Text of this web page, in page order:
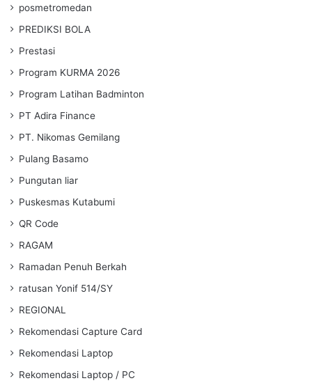
posmetromedan
PREDIKSI BOLA
Prestasi
Program KURMA 2026
Program Latihan Badminton
PT Adira Finance
PT. Nikomas Gemilang
Pulang Basamo
Pungutan liar
Puskesmas Kutabumi
QR Code
RAGAM
Ramadan Penuh Berkah
ratusan Yonif 514/SY
REGIONAL
Rekomendasi Capture Card
Rekomendasi Laptop
Rekomendasi Laptop / PC